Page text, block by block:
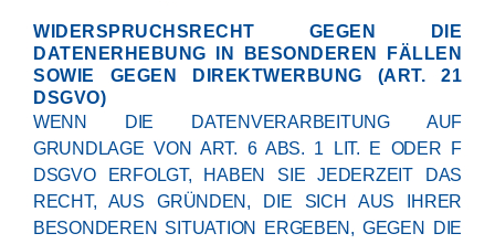
WIDERSPRUCHSRECHT GEGEN DIE
DATENERHEBUNG IN BESONDEREN FÄLLEN
SOWIE GEGEN DIREKTWERBUNG (ART. 21
DSGVO)
WENN DIE DATENVERARBEITUNG AUF
GRUNDLAGE VON ART. 6 ABS. 1 LIT. E ODER F
DSGVO ERFOLGT, HABEN SIE JEDERZEIT DAS
RECHT, AUS GRÜNDEN, DIE SICH AUS IHRER
BESONDEREN SITUATION ERGEBEN, GEGEN DIE